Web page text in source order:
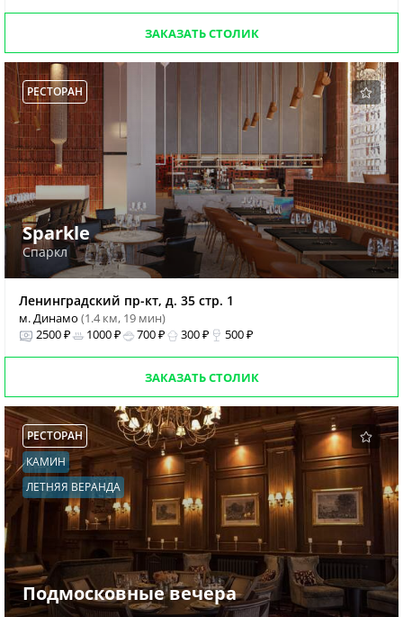
ЗАКАЗАТЬ СТОЛИК
РЕСТОРАН
Sparkle
Спаркл
Ленинградский пр-кт, д. 35 стр. 1
м. Динамо (1.4 км, 19 мин)
2500 ₽
1000 ₽ 700 ₽ 300 ₽ 500 ₽
ЗАКАЗАТЬ СТОЛИК
РЕСТОРАН
КАМИН
ЛЕТНЯЯ ВЕРАНДА
Подмосковные вечера